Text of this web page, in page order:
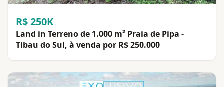
R$ 250K
Land in Terreno de 1.000 m² Praia de Pipa -
Tibau do Sul, à venda por R$ 250.000